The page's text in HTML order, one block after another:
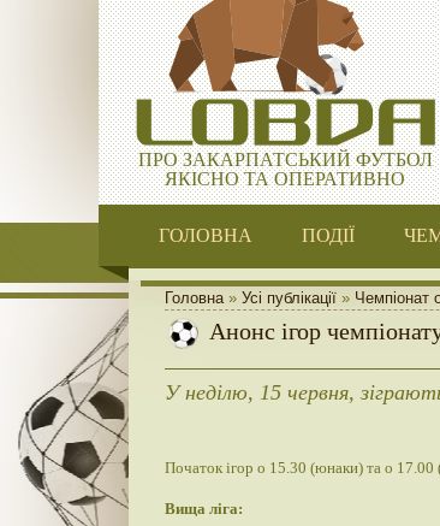
ПРО ЗАКАРПАТСЬКИЙ ФУТБОЛ
ЯКІСНО ТА ОПЕРАТИВНО
ГОЛОВНА ПОДІЇ
Головна» Усі публікації » Чемпіонат
Анонс ігор
У неділю, 15 червня,
Початок ігор о 15.30 (юнаки) та о 17.00
Вища ліга: